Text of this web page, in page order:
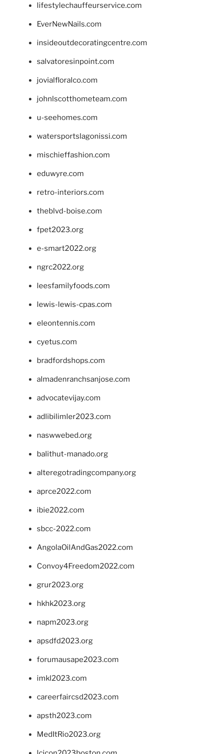
lifestylechauffeurservice.com
EverNewNails.com
insideoutdecoratingcentre.com
salvatoresinpoint.com
jovialfloralco.com
johnlscotthometeam.com
u-seehomes.com
watersportslagonissi.com
mischieffashion.com
eduwyre.com
retro-interiors.com
theblvd-boise.com
fpet2023.org
e-smart2022.org
ngrc2022.org
leesfamilyfoods.com
lewis-lewis-cpas.com
eleontennis.com
cyetus.com
bradfordshops.com
almadenranchsanjose.com
advocatevijay.com
adlibilimler2023.com
naswwebed.org
balithut-manado.org
alteregotradingcompany.org
aprce2022.com
ibie2022.com
sbcc-2022.com
AngolaOilAndGas2022.com
Convoy4Freedom2022.com
grur2023.org
hkhk2023.org
napm2023.org
apsdfd2023.org
forumausape2023.com
imkl2023.com
careerfaircsd2023.com
apsth2023.com
MedItRio2023.org